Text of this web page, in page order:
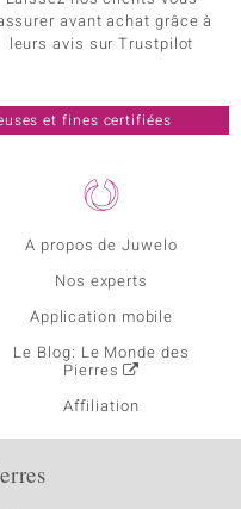
A propos de Juwelo
Nos experts
Application mobile
Le Blog: Le Monde des
Pierres
Affiliation
avant achat grâce à
leurs avis sur Trustpilot
et fines certifiées